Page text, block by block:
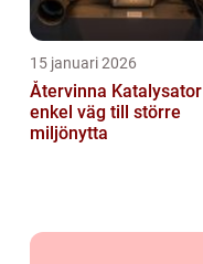
15 januari 2026
Återvinna Katalysator en
enkel väg till större
miljönytta